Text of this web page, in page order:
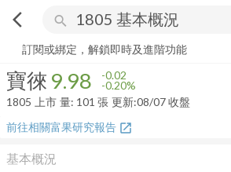
arrow_back_ios search
寶徠 -0.20%
訂閱或綁定，解鎖即時及進階功能
寶徠 9.98 -0.02
-0.20%
1805
上市 量: 101 張 更新:08/07 收盤
前往相關富果研究報告 open_in_new
基本概況